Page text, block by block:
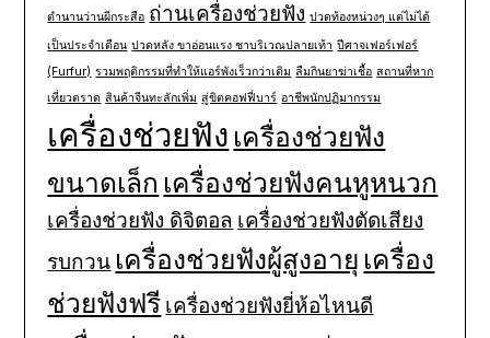
ตำนานว่านผีกระสือ ถ่านเครื่องช่วยฟัง ปวดท้องหน่วงๆ แต่ไม่ได้
เป็นประจำเดือน ปวดหลัง ขาอ่อนแรง ชาบริเวณปลายเท้า ปีศาจเฟอร์เฟอร์
(Furfur) รวมพฤติกรรมที่ทำให้แอร์พังเร็วกว่าเดิม ลืมกินยาฆ่าเชื้อ สถานที่หาก
เที่ยวตราด สินค้าจีนทะลักเพิ่ม สู่ขิตคอฟฟี่บาร์ อาชีพนักปฏิมากรรม
เครื่องช่วยฟัง เครื่องช่วยฟัง
ขนาดเล็ก เครื่องช่วยฟังคนหูหนวก
เครื่องช่วยฟัง ดิจิตอล เครื่องช่วยฟังตัดเสียง
รบกวน เครื่องช่วยฟังผู้สูงอายุ เครื่อง
ช่วยฟังฟรี เครื่องช่วยฟังยี่ห้อไหนดี